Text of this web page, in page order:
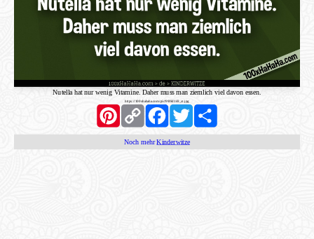
Nutella hat nur wenig Vitamine. Daher muss man ziemlich viel davon essen.
https://100xhahaha.com/pic!99f8d169_st.jpg
PinterestCopy
Link
FacebookTwitter Share
Noch mehrKinderwitze